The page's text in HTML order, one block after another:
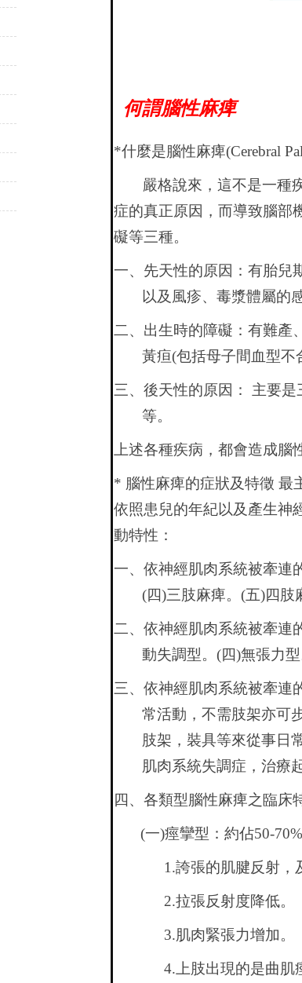
何謂腦性麻痺
*什麼是腦性麻痺(Cerebral
嚴格說來，這不是一種
症的真正原因，而導致腦部
礙等三種。
一、先天性的原因：有胎兒
以及風疹、毒漿體屬的
二、出生時的障礙：有難產
黃疸(包括母子間血型不
三、後天性的原因： 主要
等。
上述各種疾病，都會造成腦
* 腦性麻痺的症狀及特徵 最
依照患兒的年紀以及產生神
動特性：
一、依神經肌肉系統被牽連
(四)三肢麻痺。(五)四肢
二、依神經肌肉系統被牽連
動失調型。(四)無張力
三、依神經肌肉系統被牽連
常活動，不需肢架亦可
肢架，裝具等來從事日
肌肉系統失調症，治療
四、各類型腦性麻痺之臨床
(一)痙攣型：約佔50-
1.誇張的肌腱反射，
2.拉張反射度降低。
3.肌肉緊張力增加。
4. 上肢出現的是曲肌